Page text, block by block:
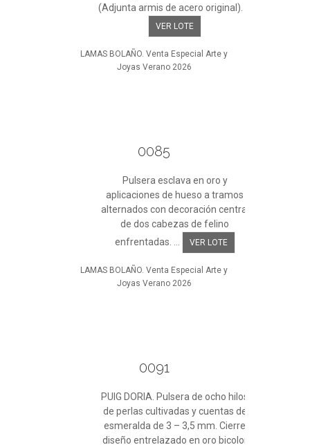
(Adjunta armis de acero original). ...
VER LOTE
LAMAS BOLAÑO. Venta Especial Arte y
Joyas Verano 2026
0085
Pulsera esclava en oro y
aplicaciones de hueso a tramos
alternados con decoración central
de dos cabezas de felino
enfrentadas. ...
VER LOTE
LAMAS BOLAÑO. Venta Especial Arte y
Joyas Verano 2026
0091
PUIG DORIA. Pulsera de ocho hilos
de perlas cultivadas y cuentas de
esmeralda de 3 – 3,5 mm. Cierre
diseño entrelazado en oro bicolor